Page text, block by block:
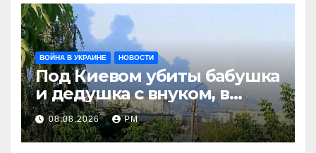
ВОЙНА В УКРАИНЕ НОВОСТИ
Под Киевом убиты бабушка
и дедушка с внуком, в
Поволжье и на Кубани
вновь горят НПЗ
08.08.2026 РМ